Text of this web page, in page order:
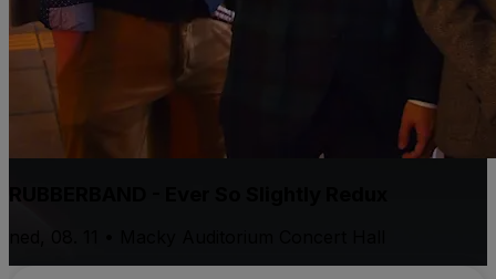
RUBBERBAND - Ever So Slightly Redux